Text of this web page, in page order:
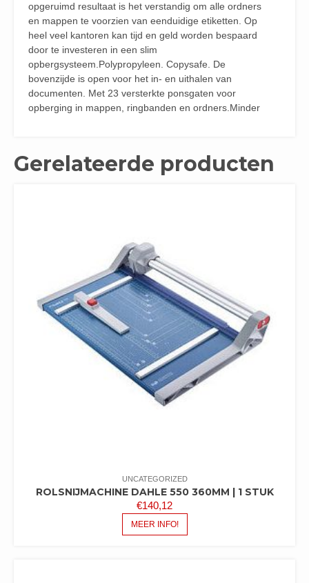
opgeruimd resultaat is het verstandig om alle ordners
en mappen te voorzien van eenduidige etiketten. Op
heel veel kantoren kan tijd en geld worden bespaard
door te investeren in een slim
opbergsysteem.Polypropyleen. Copysafe. De
bovenzijde is open voor het in- en uithalen van
documenten. Met 23 versterkte ponsgaten voor
opberging in mappen, ringbanden en ordners.Minder
Gerelateerde producten
UNCATEGORIZED
ROLSNIJMACHINE DAHLE 550 360MM | 1 STUK
€140,12
MEER INFO!